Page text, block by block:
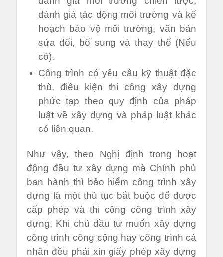
đánh giá tác động môi trường và kế
hoạch bảo vệ môi trường, văn bản
sửa đổi, bổ sung và thay thế (Nếu
có).
Công trình có yêu cầu kỹ thuật đặc
thù, điều kiện thi công xây dựng
phức tạp theo quy định của pháp
luật về xây dựng và pháp luật khác
có liên quan.
Như vậy, theo Nghị định trong hoạt
động đầu tư xây dựng mà Chính phủ
ban hành thì bảo hiểm công trình xây
dựng là một thủ tục bắt buộc để được
cấp phép và thi công công trình xây
dựng. Khi chủ đầu tư muốn xây dựng
công trình công cộng hay công trình cá
nhân đều phải xin giấy phép xây dựng